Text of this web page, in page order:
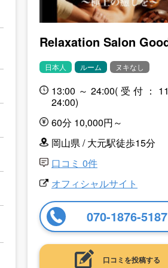
Relaxation Salon
日本人 ルーム ヌキなし
13:00～24:00(受付：
24:00)
60分 10,000円～
岡山県 / 大元駅徒歩15分
口コミ 0件
オフィシャルサイト
070-1876-5187
口コミを投稿する